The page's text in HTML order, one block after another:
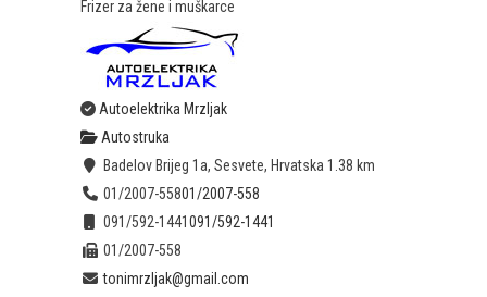
Frizer za žene i muškarce
Autoelektrika Mrzljak
Autostruka
Badelov Brijeg 1a, Sesvete, Hrvatska 1.38 km
01/2007-55801/2007-558
091/592-1441091/592-1441
01/2007-558
tonimrzljak@gmail.com